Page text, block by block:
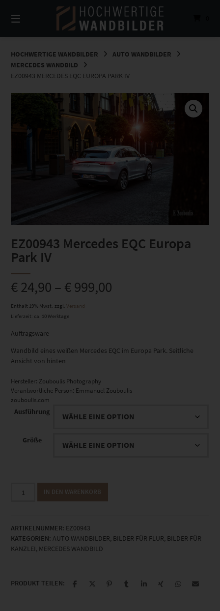
zum
Inhalt
HOCHWERTIGE WANDBILDER
AUTO WANDBILDER
MERCEDES WANDBILD
EZ00943 MERCEDES EQC EUROPA PARK IV
EZ00943 Mercedes EQC Europa
Park IV
€24,90 – €999,00
Enthält 19% Mwst. zzgl. Versand
Lieferzeit: ca. 10 Werktage
Auftragsware
Wandbild eines weißen Mercedes EQC im Europa Park. Seitliche
Ansicht von hinten
Hersteller: Zouboulis Photography
Verantwortliche Person: Emmanuel Zouboulis
zouboulis.com
Ausführung
Größe
Mercedes
Park
IV
Menge
IN DEN WARENKORB
ARTIKELNUMMER: EZ00943
KATEGORIEN: AUTO WANDBILDER, BILDER FÜR FLUR, BILDER FÜR
KANZLEI, MERCEDES WANDBILD
PRODUKT TEILEN: